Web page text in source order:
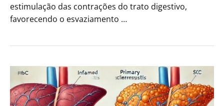
estimulação das contrações do trato digestivo,
favorecendo o esvaziamento …